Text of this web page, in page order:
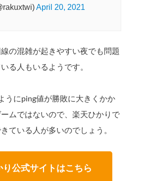
April 20, 2021
の混雑が起きやすい夜でも問題
る人もいるようです。
うにping値が勝敗に大きくかか
ムではないので、楽天ひかりで
ている人が多いのでしょう。
り公式サイトはこちら